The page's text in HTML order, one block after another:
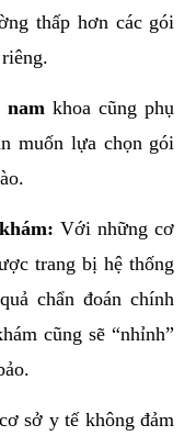
thấp hơn các gói
namkhoa cũng phụ
muốn lựa chọn gói
Với những cơ
trang bị hệ thống
chẩn đoán chính
cũng sẽ “nhỉnh”
sở y tế không đảm